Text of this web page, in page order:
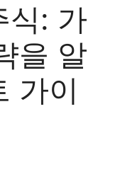
식: 가
을 알
가이